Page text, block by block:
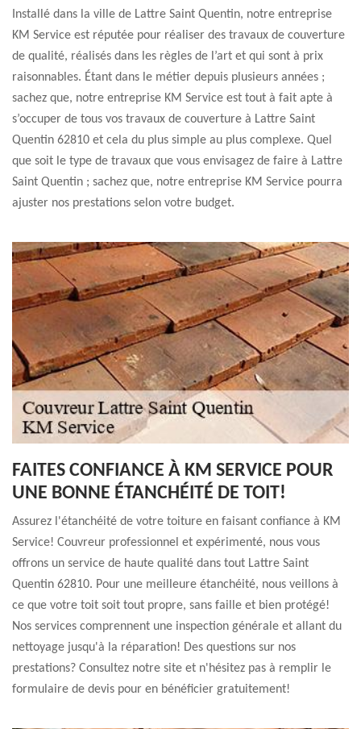
Installé dans la ville de Lattre Saint Quentin, notre entreprise
KM Service est réputée pour réaliser des travaux de couverture
de qualité, réalisés dans les règles de l’art et qui sont à prix
raisonnables. Étant dans le métier depuis plusieurs années ;
sachez que, notre entreprise KM Service est tout à fait apte à
s’occuper de tous vos travaux de couverture à Lattre Saint
Quentin 62810 et cela du plus simple au plus complexe. Quel
que soit le type de travaux que vous envisagez de faire à Lattre
Saint Quentin ; sachez que, notre entreprise KM Service pourra
ajuster nos prestations selon votre budget.
FAITES CONFIANCE À KM SERVICE POUR
UNE BONNE ÉTANCHÉITÉ DE TOIT!
Assurez l'étanchéité de votre toiture en faisant confiance à KM
Service! Couvreur professionnel et expérimenté, nous vous
offrons un service de haute qualité dans tout Lattre Saint
Quentin 62810. Pour une meilleure étanchéité, nous veillons à
ce que votre toit soit tout propre, sans faille et bien protégé!
Nos services comprennent une inspection générale et allant du
nettoyage jusqu'à la réparation! Des questions sur nos
prestations? Consultez notre site et n'hésitez pas à remplir le
formulaire de devis pour en bénéficier gratuitement!